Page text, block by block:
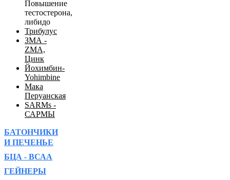
Повышение
тестостерона,
либидо
Трибулус
ЗМА -
ZMA,
Цинк
Йохимбин-
Yohimbine
Мака
Перуанская
SARMs -
САРМЫ
БАТОНЧИКИ
И ПЕЧЕНЬЕ
БЦА - ВСАА
ГЕЙНЕРЫ